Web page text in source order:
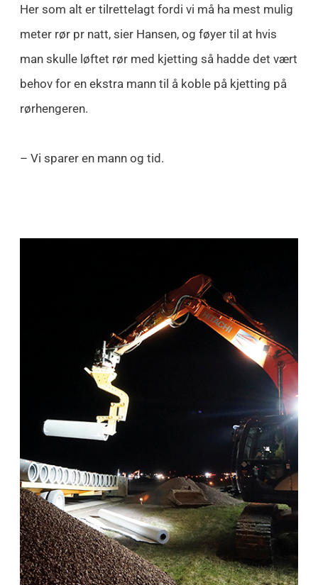
Her som alt er tilrettelagt fordi vi må ha mest mulig
meter rør pr natt, sier Hansen, og føyer til at hvis
man skulle løftet rør med kjetting så hadde det vært
behov for en ekstra mann til å koble på kjetting på
rørhengeren.
– Vi sparer en mann og tid.